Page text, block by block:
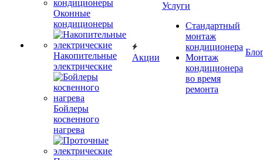
Оконные
кондиционеры
Накопительные
электрические
Бойлеры
косвенного
нагрева
Акции
Услуги
Стандартный
монтаж
кондиционера
Монтаж
кондиционера
во время
ремонта